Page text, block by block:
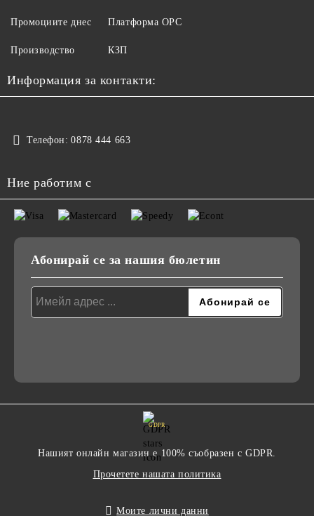
Промоциите днес
Производство
Платформа ОРС
КЗП
Информация за контакти:
Телефон: 0878 444 663
Ние работим с
Абонирай се за нашия бюлетин
GDPR
Нашият онлайн магазин е 100% съобразен с GDPR.
Прочетете нашата политика
Моите лични данни